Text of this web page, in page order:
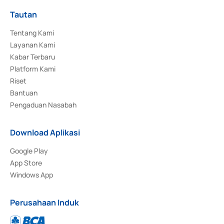
Tautan
Tentang Kami
Layanan Kami
Kabar Terbaru
Platform Kami
Riset
Bantuan
Pengaduan Nasabah
Download Aplikasi
Google Play
App Store
Windows App
Perusahaan Induk